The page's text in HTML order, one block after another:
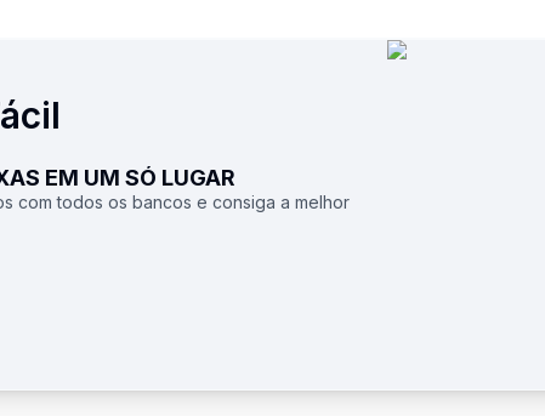
EM UM SÓ LUGAR
com todos os bancos e consiga a melhor